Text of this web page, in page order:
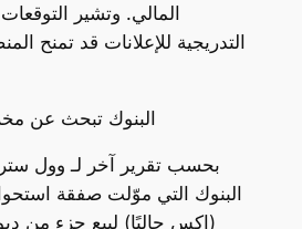
المالي. وتشير
التدريجية للإعلانات قد تمنح
البنوك تبحث عن
بحسب تقرير آخر لـ وول
البنوك التي موّلت صفقة